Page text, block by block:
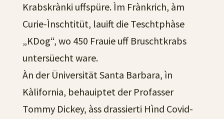
Krabskrànki uffspüre. Ìm Frànkrich, àm
Curie-Ìnschtitüt, lauift die Teschtphàse
„KDog“, wo 450 Frauie uff Bruschtkrabs
untersüecht ware.
Àn der Üniversität Santa Barbara, ìn
Kàlifornia, behauiptet der Profasser
Tommy Dickey, àss drassierti Hìnd Covid-